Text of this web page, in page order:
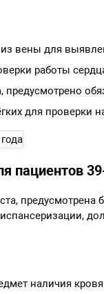
вены для
работы
для проверки
пациентов
наличия